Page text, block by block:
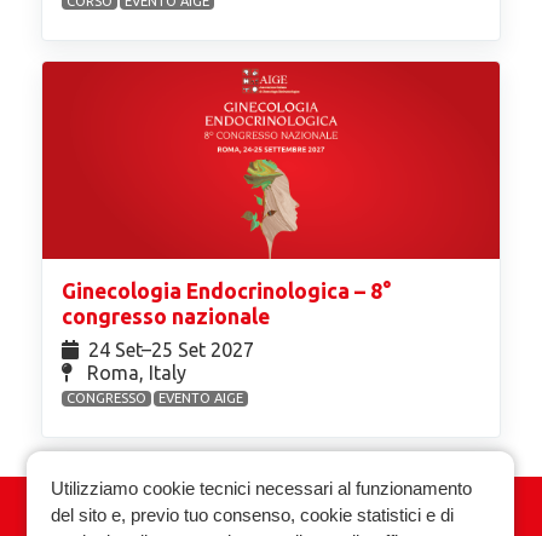
Ginecologia Endocrinologica – 8°
congresso nazionale
24 Set⁠–25 Set 2027
Roma, Italy
CONGRESSO EVENTO AIGE
Associazione Italiana Ginecologia
Utilizziamo cookie tecnici necessari al funzionamento
del sito e, previo tuo consenso, cookie statistici e di